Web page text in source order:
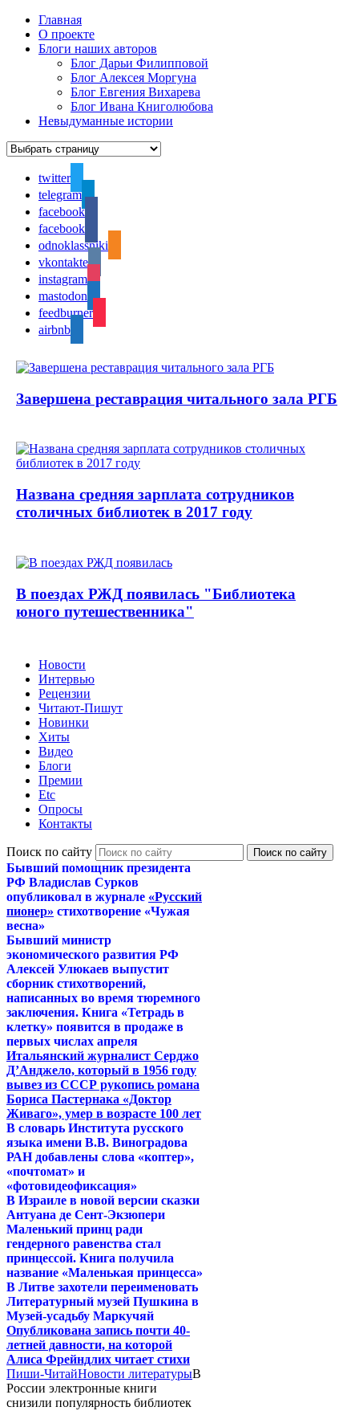
Главная
О проекте
Блоги наших авторов
Блог Дарьи Филипповой
Блог Алексея Моргуна
Блог Евгения Вихарева
Блог Ивана Книголюбова
Невыдуманные истории
twitter
telegram
facebook
facebook
odnoklassniki
vkontakte
instagram
mastodon
feedburner
airbnb
Завершена реставрация читального зала РГБ
Названа средняя зарплата сотрудников
столичных библиотек в 2017 году
В поездах РЖД появилась "Библиотека
юного путешественника"
Новости
Интервью
Рецензии
Читают-Пишут
Новинки
Хиты
Видео
Блоги
Премии
Etc
Опросы
Контакты
Поиск по сайту
Бывший помощник президента
РФ Владислав Сурков
опубликовал в журнале «Русский
пионер» стихотворение «Чужая
весна»
Бывший министр
экономического развития РФ
Алексей Улюкаев выпустит
сборник стихотворений,
написанных во время тюремного
заключения. Книга «Тетрадь в
клетку» появится в продаже в
первых числах апреля
Итальянский журналист Серджо
Д’Анджело, который в 1956 году
вывез из СССР рукопись романа
Бориса Пастернака «Доктор
Живаго», умер в возрасте 100 лет
В словарь Института русского
языка имени В.В. Виноградова
РАН добавлены слова «коптер»,
«почтомат» и
«фотовидеофиксация»
В Израиле в новой версии сказки
Антуана де Сент-Экзюпери
Маленький принц ради
гендерного равенства стал
принцессой. Книга получила
название «Маленькая принцесса»
В Литве захотели переименовать
Литературный музей Пушкина в
Музей-усадьбу Маркучяй
Опубликована запись почти 40-
летней давности, на которой
Алиса Фрейндлих читает стихи
Пиши-ЧитайНовости литературыВ
России электронные книги
снизили популярность библиотек